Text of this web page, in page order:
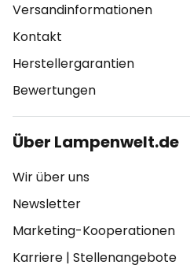
Versandinformationen
Kontakt
Herstellergarantien
Bewertungen
Über Lampenwelt.de
Wir über uns
Newsletter
Marketing-Kooperationen
Karriere | Stellenangebote